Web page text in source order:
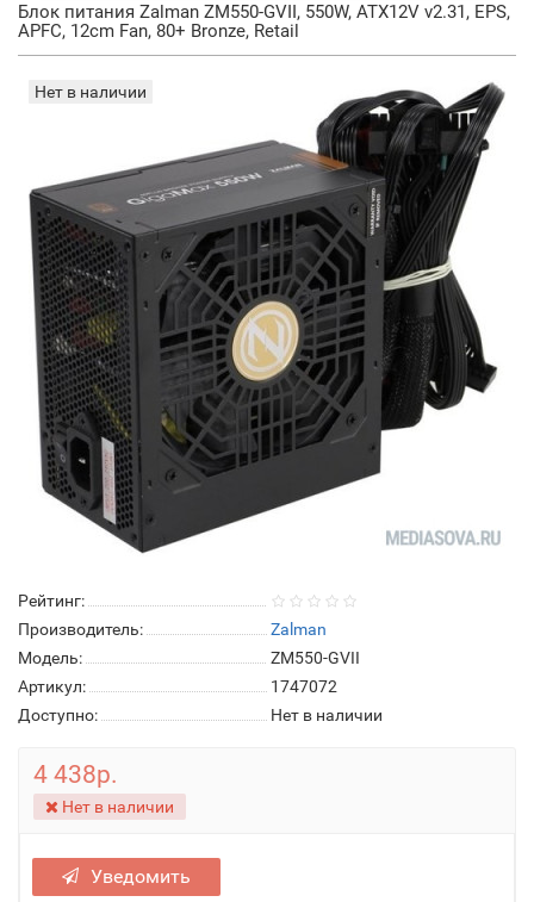
Блок питания Zalman ZM550-GVII, 550W, ATX12V v2.31, EPS,
APFC, 12cm Fan, 80+ Bronze, Retail
Нет в наличии
Рейтинг:
Производитель:
Zalman
Модель:
ZM550-GVII
Артикул:
1747072
Доступно:
Нет в наличии
4 438р.
Нет в наличии
Уведомить